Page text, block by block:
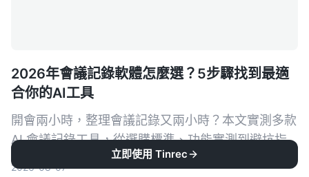
2026年會議記錄軟體怎麼選？5步驟找到最適
合你的AI工具
開會兩小時，整理會議記錄又兩小時？本文實測多款
AI 會議記錄工具，從選購標準、功能實測到避坑指
南，5 步驟幫你找到最適合你的會議記錄軟體，
2026-08-07
立即使用 Tinrec